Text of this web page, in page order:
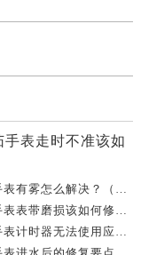
· 欧米茄手表有雾怎么解决？（手表有雾的解决方法）
· 欧米茄手表表带磨损该如何修复？
· 欧米茄手表计时器无法使用应该怎么办？